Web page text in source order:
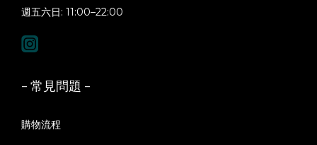
週五六日: 11:00–22:00
- 常見問題 -
購物流程